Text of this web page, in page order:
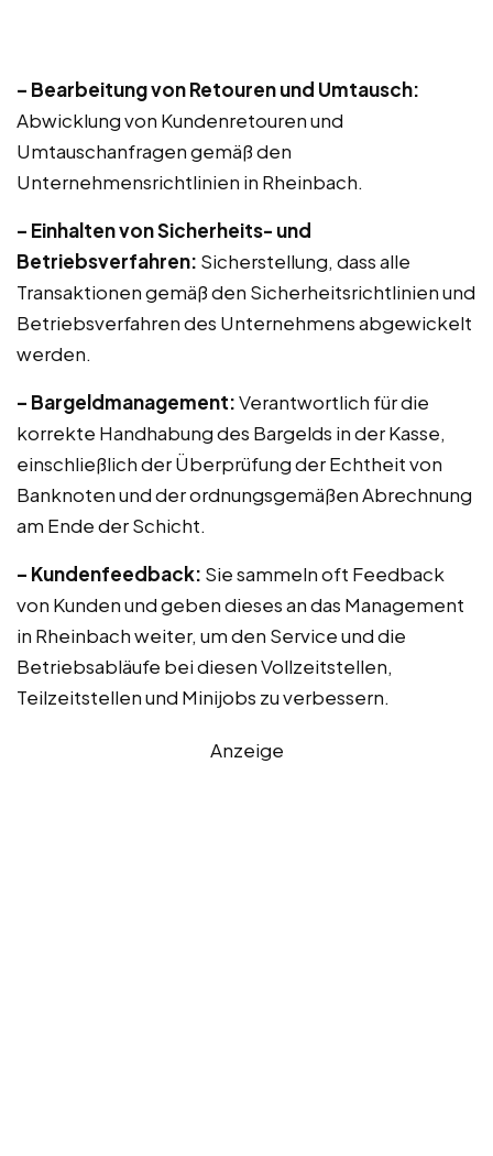
– Bearbeitung von Retouren und Umtausch:
Abwicklung von Kundenretouren und
Umtauschanfragen gemäß den
Unternehmensrichtlinien in Rheinbach.
– Einhalten von Sicherheits- und
Betriebsverfahren: Sicherstellung, dass alle
Transaktionen gemäß den Sicherheitsrichtlinien und
Betriebsverfahren des Unternehmens abgewickelt
werden.
– Bargeldmanagement:Verantwortlich für die
korrekte Handhabung des Bargelds in der Kasse,
einschließlich der Überprüfung der Echtheit von
Banknoten und der ordnungsgemäßen Abrechnung
am Ende der Schicht.
– Kundenfeedback: Sie sammeln oft Feedback
von Kunden und geben dieses an das Management
in Rheinbach weiter, um den Service und die
Betriebsabläufe bei diesen Vollzeitstellen,
Teilzeitstellen und Minijobs zu verbessern.
Anzeige